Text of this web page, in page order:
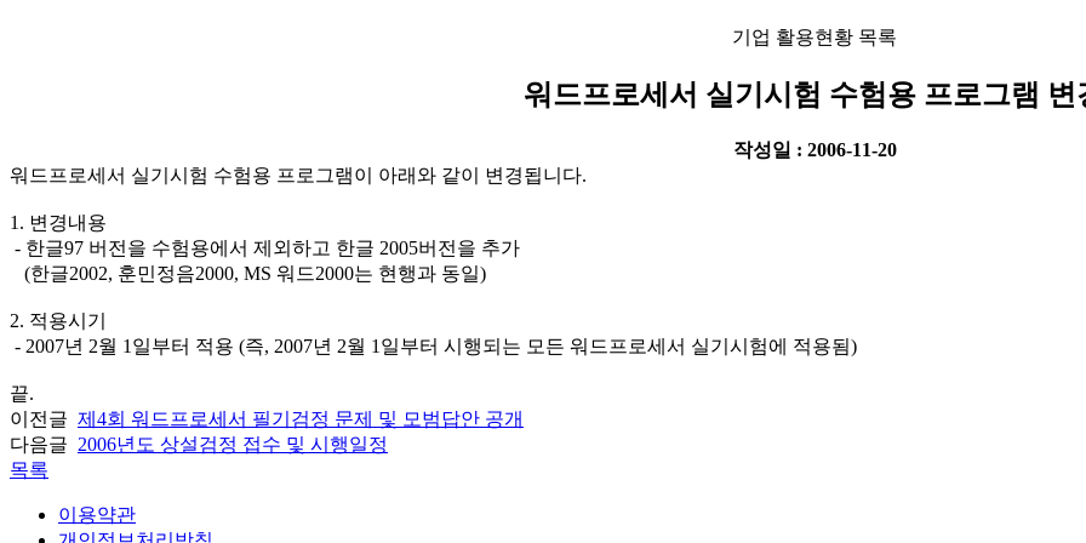
기업 활용현황 목록
워드프로세서 실기시험 수험용 프로그램 변
작성일 : 2006-11-20
워드프로세서 실기시험 수험용 프로그램이 아래와 같이 변경됩니다.
1. 변경내용
- 한글97 버전을 수험용에서 제외하고 한글 2005버전을 추가
(한글2002, 훈민정음2000, MS 워드2000는 현행과 동일)
2. 적용시기
- 2007년 2월 1일부터 적용 (즉, 2007년 2월 1일부터 시행되는 모든 워드프로세서 실기시험에 적용됨)
끝.
이전글 제4회 워드프로세서 필기검정 문제 및 모범답안 공개
다음글 2006년도 상설검정 접수 및 시행일정
목록
이용약관